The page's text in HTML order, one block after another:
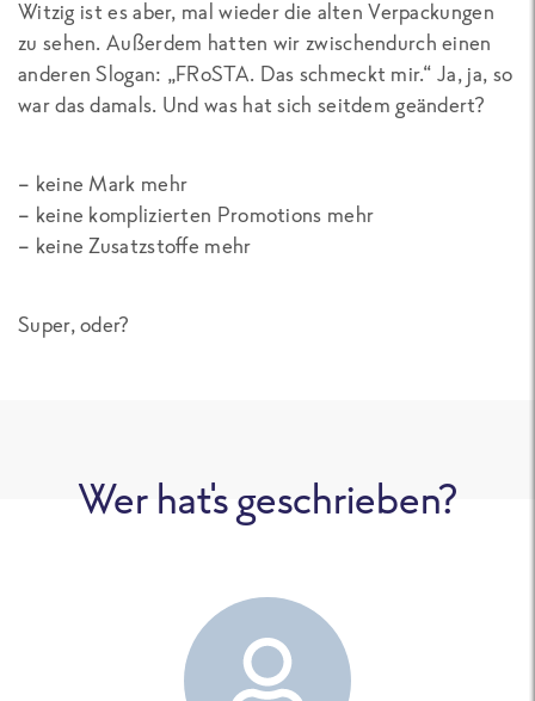
Witzig ist es aber, mal wieder die alten Verpackungen
zu sehen. Außerdem hatten wir zwischendurch einen
anderen Slogan: „FRoSTA. Das schmeckt mir.“ Ja, ja, so
war das damals. Und was hat sich seitdem geändert?
– keine Mark mehr
– keine komplizierten Promotions mehr
– keine Zusatzstoffe mehr
Super, oder?
Wer hat's geschrieben?